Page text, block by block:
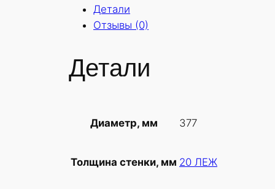
Детали
Отзывы (0)
Детали
Диаметр, мм 377
Толщина стенки, мм 20 ЛЕЖ